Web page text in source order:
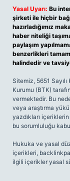
Yasal Uyarı: Bu
şirketi ile hiçbir
hazırladığımız
haber niteliği
paylaşım
benzerlikleri
halindedir ve
Sitemiz, 5651
Kurumu (BTK)
vermektedir. Bu
veya araştırma
yazdıkları
bu sorumluluğu
Hukuka ve yasal
içerikleri,
ilgili içerikler yasal